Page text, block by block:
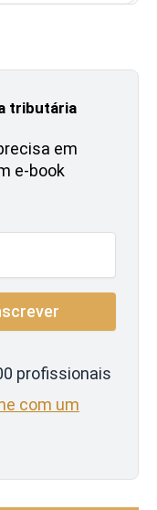
tributária
em
e-book
profissionais
com um